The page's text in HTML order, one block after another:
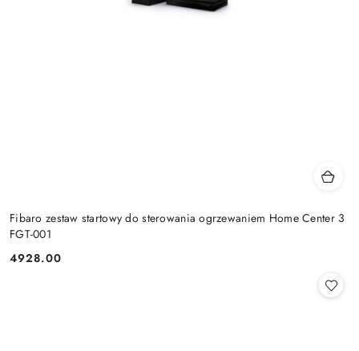
Fibaro zestaw startowy do sterowania ogrzewaniem Home Center 3
FGT-001
Cena:
4928.00